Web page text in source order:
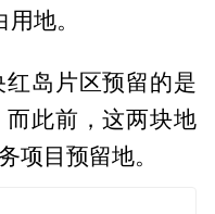
地。
岛片区预留的是
此前，这两块地
项目预留地。